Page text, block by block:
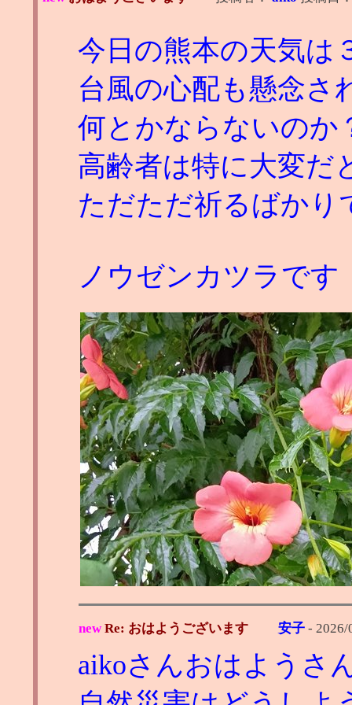
今日の熊本の天気は
台風の心配も懸念さ
何とかならないのか
高齢者は特に大変だ
ただただ祈るばかり
ノウゼンカツラです
new Re: おはようございます 安子 - 2026/
aikoさんおはようさ